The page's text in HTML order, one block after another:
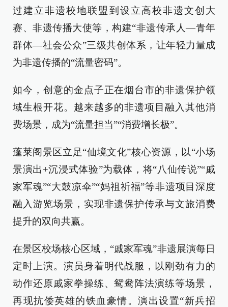
过建立非遗校地联盟到设立高校非遗文创大
赛、非遗传播大使等，构建“非遗传承人—青年
群体—社会公众”三级共创体系，让年轻力量成
为非遗传播的“流量密码”。
如今，创意的金点子正在烟台市的非遗保护领
域生根开花。越来越多的非遗项目融入其他消
费场景，成为“流量担当”“消费增长极”。
蓬莱阁景区立足“仙境文化”核心资源，以“小场
景演出+沉浸式体验”为载体，将“八仙传说”“戚
家军魂”“大鼓凉伞”“妈祖祈福”等非遗项目深度
融入游览场景，实现非遗保护传承与文旅消费
提升的双向共赢。
在景区校场核心区域，“戚家军魂”非遗展演每日
定时上演。演员身着明代战服，以刚劲有力的
动作还原戚家拳操练、鸳鸯阵法演练等场景，
再现抗倭英雄的铁血豪情。演出设置“新兵招